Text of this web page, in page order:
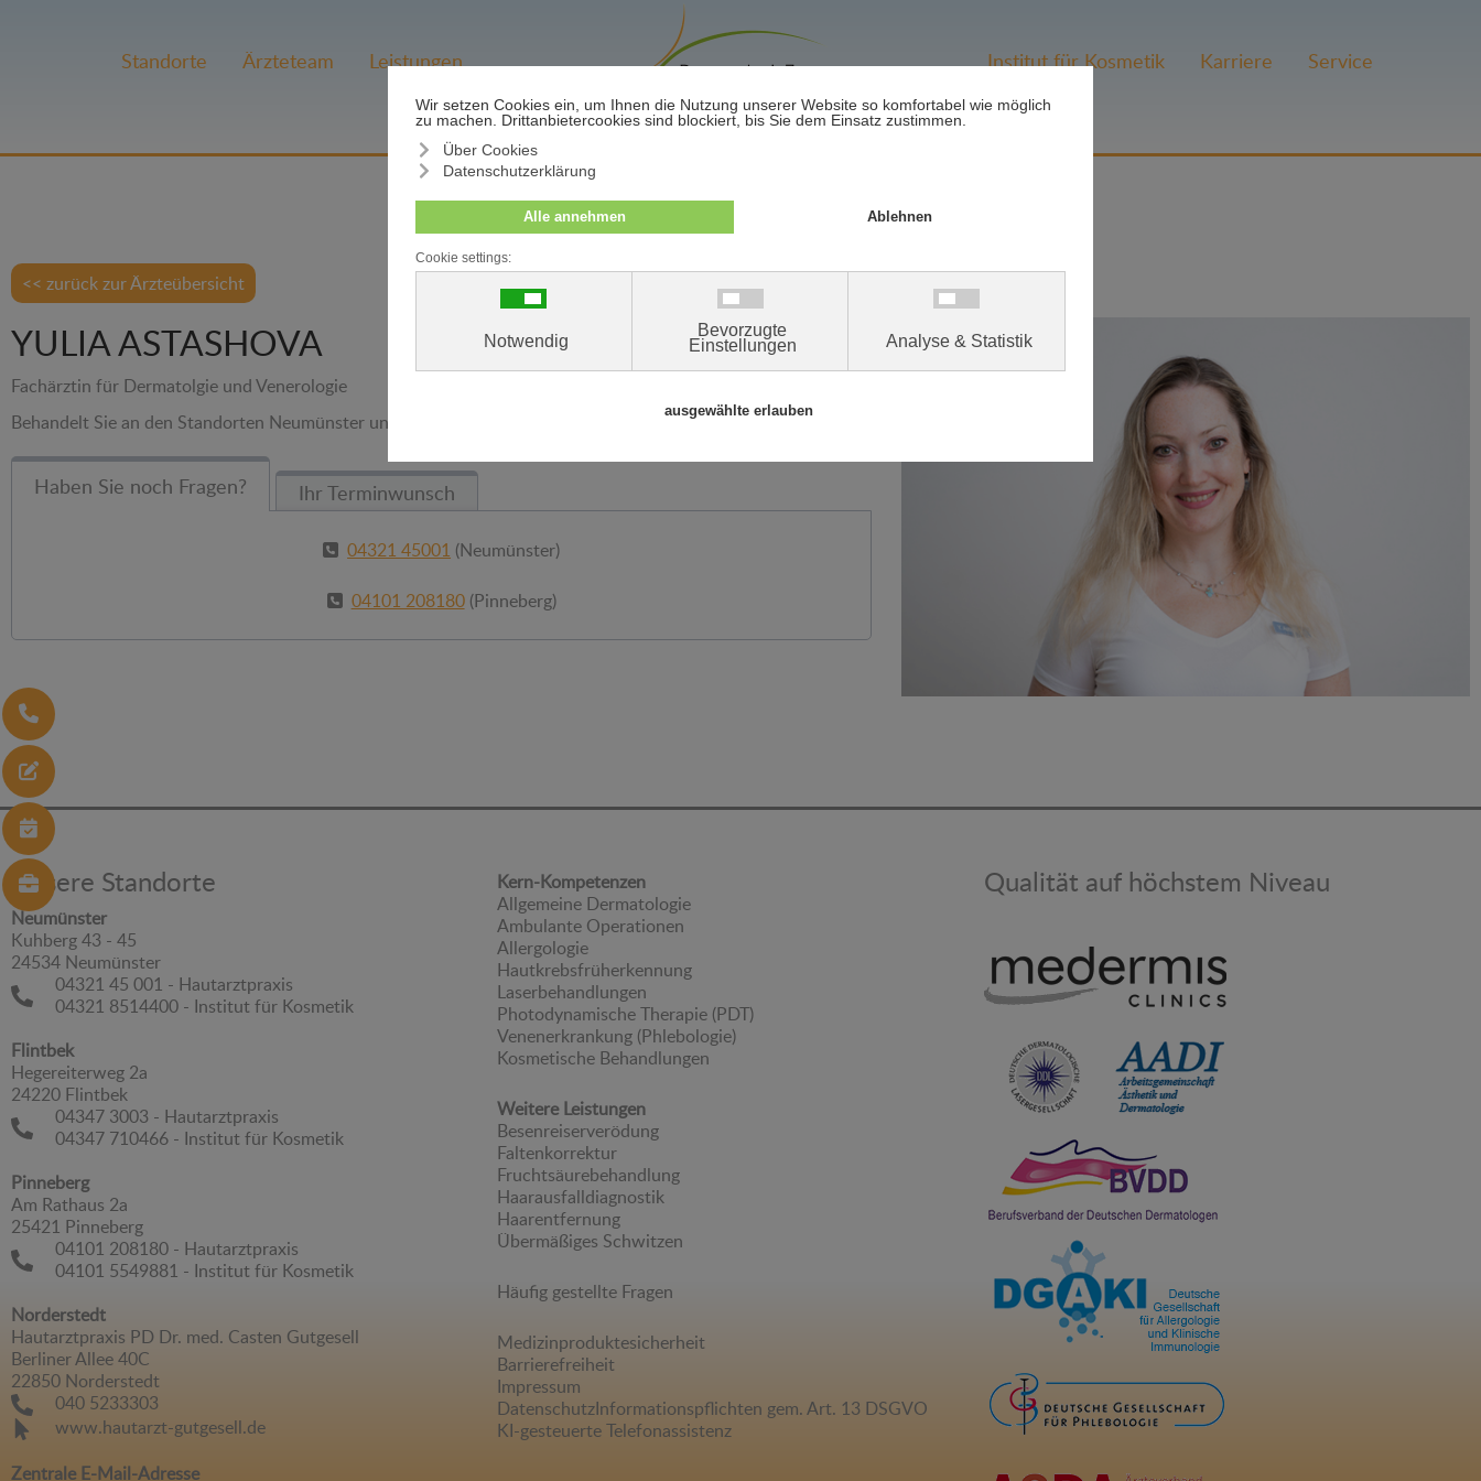
Standorte Ärzteteam Leistungen Institut für Kosmetik Karriere Service
<< zurück zur Ärzteübersicht
YULIA ASTASHOVA
Fachärztin für Dermatolgie und Venerologie
Behandelt Sie an den Standorten Neumünster und Pinneberg
Haben Sie noch Fragen? Ihr Terminwunsch
04321 45001 (Neumünster)
04101 208180(Pinneberg)
Unsere Standorte
Neumünster
Kuhberg 43 - 45
24534 Neumünster
04321 45 001 - Hautarztpraxis
04321 8514400 - Institut für Kosmetik
Flintbek
Hegereiterweg 2a
24220 Flintbek
04347 3003 - Hautarztpraxis
04347 710466 - Institut für Kosmetik
Pinneberg
Am Rathaus 2a
25421 Pinneberg
04101 208180 - Hautarztpraxis
04101 5549881 - Institut für Kosmetik
Norderstedt
Hautarztpraxis PD Dr. med. Casten Gutgesell
Berliner Allee 40C
22850 Norderstedt
040 5233303
www.hautarzt-gutgesell.de
Zentrale E-Mail-Adresse
Kern-Kompetenzen
Allgemeine Dermatologie
Ambulante Operationen
Allergologie
Hautkrebsfrüherkennung
Laserbehandlungen
Photodynamische Therapie (PDT)
Venenerkrankung (Phlebologie)
Kosmetische Behandlungen
Weitere Leistungen
Besenreiserverödung
Faltenkorrektur
Fruchtsäurebehandlung
Haarausfalldiagnostik
Haarentfernung
Übermäßiges Schwitzen
Häufig gestellte Fragen
Medizinproduktesicherheit
Barrierefreiheit
Impressum
DatenschutzInformationspflichten gem. Art. 13 DSGVO
KI-gesteuerte Telefonassistenz
Qualität auf höchstem Niveau